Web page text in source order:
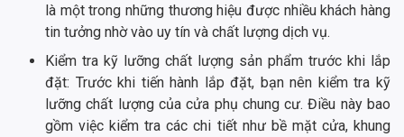
là một trong những thương hiệu được nhiều khách hàng
tin tưởng nhờ vào uy tín và chất lượng dịch vụ.
Kiểm tra kỹ lưỡng chất lượng sản phẩm trước khi lắp
đặt: Trước khi tiến hành lắp đặt, bạn nên kiểm tra kỹ
lưỡng chất lượng của cửa phụ chung cư. Điều này bao
gồm việc kiểm tra các chi tiết như bề mặt cửa, khung